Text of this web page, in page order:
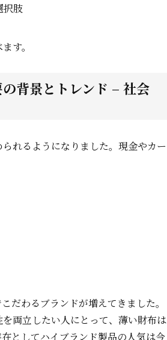
択肢
す。
背景とトレンド – 社会
れるようになりました。現金やカー
だわるブランドが増えてきました。
両立したい人にとって、薄い財布は
としてハイブランド製品の人気は今